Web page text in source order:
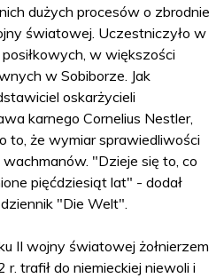
dużych procesów o zbrodnie
światowej. Uczestniczyło w
w większości
w Sobiborze. Jak
oskarżycieli
karnego Cornelius Nestler,
to, że wymiar sprawiedliwości
"Dzieje się to, co
pięćdziesiąt lat" - dodał
"Die Welt".
II wojny światowej żołnierzem
trafił do niemieckiej niewoli i